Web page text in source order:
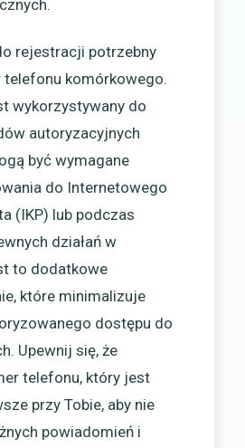
rejestracji potrzebny
telefonu komórkowego.
wykorzystywany do
autoryzacyjnych
być wymagane
do Internetowego
(IKP) lub podczas
działań w
to dodatkowe
które minimalizuje
dostępu do
Upewnij się, że
telefonu, który jest
przy Tobie, aby nie
powiadomień i